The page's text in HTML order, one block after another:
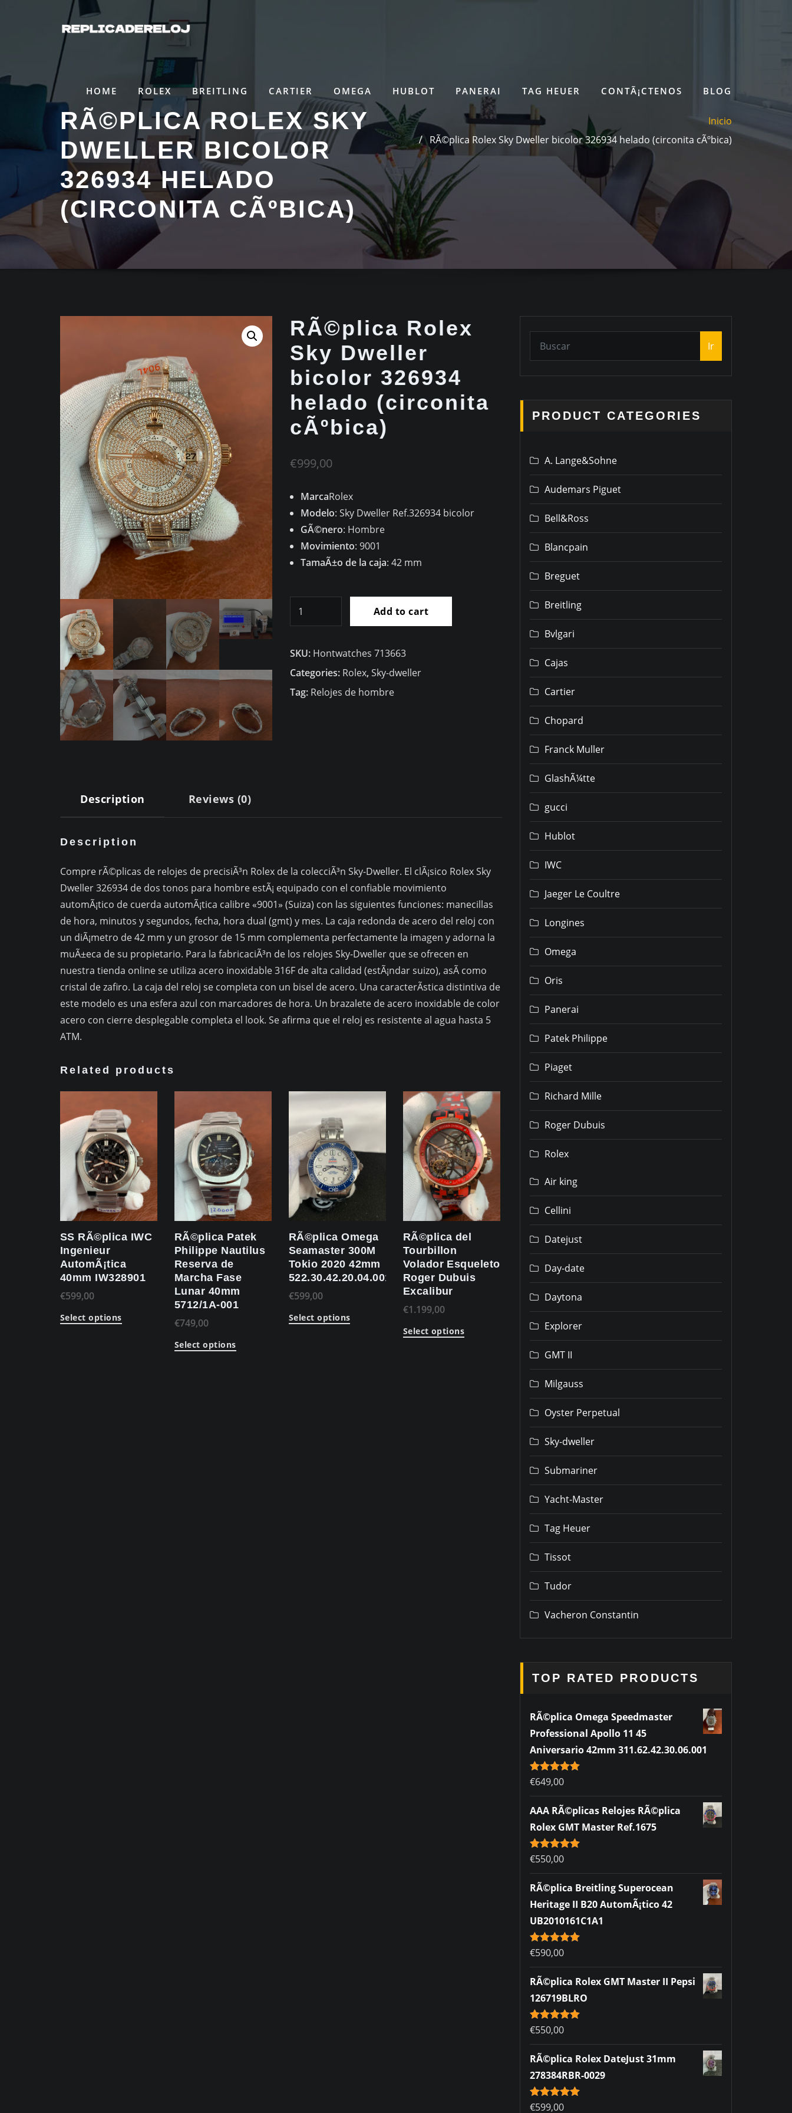
HOME ROLEX BREITLING CARTIER OMEGA HUBLOT PANERAI TAG HEUER CONTÃ¡CTENOS BLOG
RÃ©PLICA ROLEX SKY
DWELLER BICOLOR
326934 HELADO
(CIRCONITA CÃºBICA)
Inicio
RÃ©plica Rolex Sky Dweller bicolor 326934 helado (circonita cÃºbica)
RÃ©plica Rolex
Sky Dweller
bicolor 326934
helado (circonita
cÃºbica)
€999,00
MarcaRolex
Modelo: Sky Dweller Ref.326934 bicolor
GÃ©nero: Hombre
Movimiento: 9001
TamaÃ±o de la caja: 42 mm
Dweller
bicolor
326934
Add to cart
SKU: Hontwatches 713663
Categories: Rolex, Sky-dweller
Tag: Relojes de hombre
Description Reviews (0)
Description
Compre rÃ©plicas de relojes de precisiÃ³n Rolex de la colecciÃ³n Sky-Dweller. El clÃ¡sico Rolex Sky
Dweller 326934 de dos tonos para hombre estÃ¡ equipado con el confiable movimiento
automÃ¡tico de cuerda automÃ¡tica calibre «9001» (Suiza) con las siguientes funciones: manecillas
de hora, minutos y segundos, fecha, hora dual (gmt) y mes. La caja redonda de acero del reloj con
un diÃ¡metro de 42 mm y un grosor de 15 mm complementa perfectamente la imagen y adorna la
muÃ±eca de su propietario. Para la fabricaciÃ³n de los relojes Sky-Dweller que se ofrecen en
nuestra tienda online se utiliza acero inoxidable 316F de alta calidad (estÃ¡ndar suizo), asÃ­ como
cristal de zafiro. La caja del reloj se completa con un bisel de acero. Una caracterÃ­stica distintiva de
este modelo es una esfera azul con marcadores de hora. Un brazalete de acero inoxidable de color
acero con cierre desplegable completa el look. Se afirma que el reloj es resistente al agua hasta 5
ATM.
Related products
SS RÃ©plica IWC
Ingenieur
AutomÃ¡tica
40mm IW328901
€599,00
Select options
RÃ©plica Patek
Philippe Nautilus
Reserva de
Marcha Fase
Lunar 40mm
5712/1A-001
€749,00
Select options
RÃ©plica Omega
Seamaster 300M
Tokio 2020 42mm
522.30.42.20.04.001
€599,00
Select options
RÃ©plica del
Tourbillon
Volador Esqueleto
Roger Dubuis
Excalibur
€1.199,00
Select options
Ir
PRODUCT CATEGORIES
A. Lange&Sohne
Audemars Piguet
Bell&Ross
Blancpain
Breguet
Breitling
Bvlgari
Cajas
Cartier
Chopard
Franck Muller
GlashÃ¼tte
gucci
Hublot
IWC
Jaeger Le Coultre
Longines
Omega
Oris
Panerai
Patek Philippe
Piaget
Richard Mille
Roger Dubuis
Rolex
Air king
Cellini
Datejust
Day-date
Daytona
Explorer
GMT II
Milgauss
Oyster Perpetual
Sky-dweller
Submariner
Yacht-Master
Tag Heuer
Tissot
Tudor
Vacheron Constantin
TOP RATED PRODUCTS
RÃ©plica Omega Speedmaster
Professional Apollo 11 45
Aniversario 42mm 311.62.42.30.06.001
Rated5.00
out of 5
€649,00
AAA RÃ©plicas Relojes RÃ©plica
Rolex GMT Master Ref.1675
Rated5.00
out of 5
€550,00
RÃ©plica Breitling Superocean
Heritage II B20 AutomÃ¡tico 42
UB2010161C1A1
Rated5.00
out of 5
€590,00
RÃ©plica Rolex GMT Master II Pepsi
126719BLRO
Rated5.00
out of 5
€550,00
RÃ©plica Rolex DateJust 31mm
278384RBR-0029
Rated5.00
€599,00